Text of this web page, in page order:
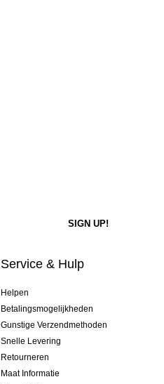
Service & Hulp
Helpen
Betalingsmogelijkheden
Gunstige Verzendmethoden
Snelle Levering
Retourneren
Maat Informatie